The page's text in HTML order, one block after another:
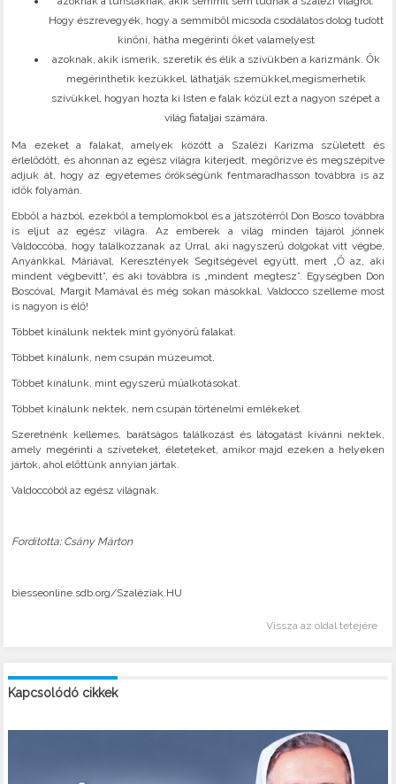
Hogy észrevegyék, hogy a semmiből micsoda csodálatos dolog tudott
kinőni, hátha megérinti őket valamelyest
azoknak, akik ismerik, szeretik és élik a szívükben a karizmánk. Ők
megérinthetik kezükkel, láthatják szemükkel,megismerhetik
szívükkel, hogyan hozta ki Isten e falak közül ezt a nagyon szépet a
világ fiataljai számára.
Ma ezeket a falakat, amelyek között a Szalézi Karizma született és
érlelődött, és ahonnan az egész világra kiterjedt, megőrizve és megszépítve
adjuk át, hogy az egyetemes örökségünk fentmaradhasson továbbra is az
idők folyamán.
Ebből a házból, ezekből a templomokból és a játszótérről Don Bosco továbbra
is eljut az egész világra. Az emberek a világ minden tájáról jönnek
Valdoccóba, hogy találkozzanak az Úrral, aki nagyszerű dolgokat vitt végbe,
Anyánkkal, Máriával, Keresztények Segítségével együtt, mert „Ő az, aki
mindent végbevitt”, és aki továbbra is „mindent megtesz”. Egységben Don
Boscóval, Margit Mamával és még sokan másokkal. Valdocco szelleme most
is nagyon is élő!
Többet kínálunk nektek mint gyönyörű falakat.
Többet kínálunk, nem csupán múzeumot.
Többet kínálunk, mint egyszerű műalkotásokat.
Többet kínálunk nektek, nem csupán történelmi emlékeket.
Szeretnénk kellemes, barátságos találkozást és látogatást kívánni nektek,
amely megérinti a szíveteket, életeteket, amikor majd ezeken a helyeken
jártok, ahol előttünk annyian jártak.
Valdoccóból az egész világnak.
Fordította: Csány Márton
biesseonline.sdb.org/Szaléziak.HU
Vissza az oldal tetejére
Kapcsolódó cikkek